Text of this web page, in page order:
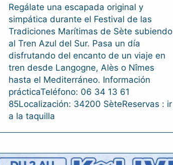
Regálate una escapada original y
simpática durante el Festival de las
Tradiciones Marítimas de Sète subiendo
al Tren Azul del Sur. Pasa un día
disfrutando del encanto de un viaje en
tren desde Langogne, Alès o Nîmes
hasta el Mediterráneo. Información
prácticaTeléfono: 06 34 13 61
85Localización: 34200 SèteReservas : ir
a la taquilla